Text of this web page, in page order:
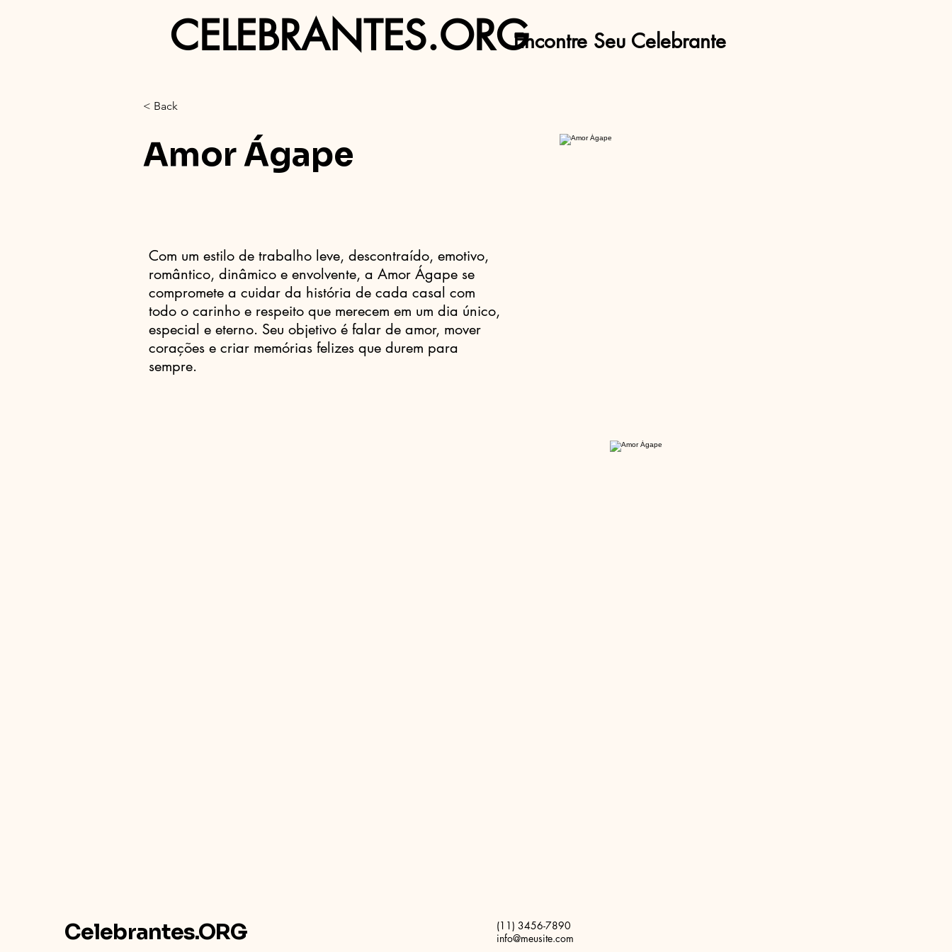
CELEBRANTES.ORGEncontre Seu Celebrante
< Back
Amor Ágape
Com um estilo de trabalho leve, descontraído, emotivo,
romântico, dinâmico e envolvente, a Amor Ágape se
compromete a cuidar da história de cada casal com
todo o carinho e respeito que merecem em um dia único,
especial e eterno. Seu objetivo é falar de amor, mover
corações e criar memórias felizes que durem para
sempre.
Celebrantes.ORG
(11) 3456-7890
info@meusite.com